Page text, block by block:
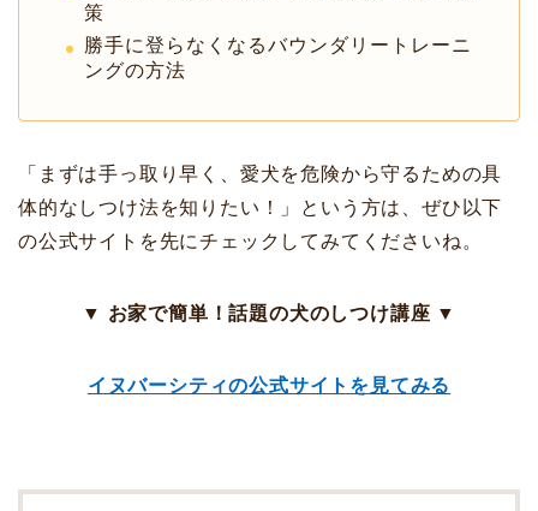
策
勝手に登らなくなるバウンダリートレーニ
ングの方法
「まずは手っ取り早く、愛犬を危険から守るための具
体的なしつけ法を知りたい！」という方は、ぜひ以下
の公式サイトを先にチェックしてみてくださいね。
▼ お家で簡単！話題の犬のしつけ講座 ▼
イヌバーシティの公式サイトを見てみる